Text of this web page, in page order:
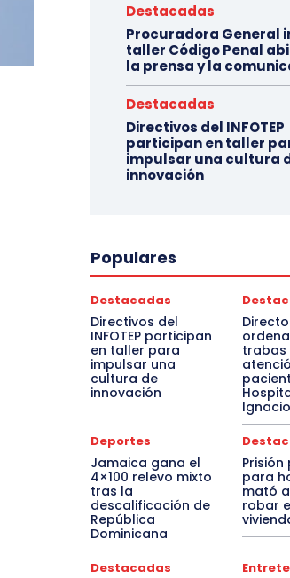
Destacadas
Procuradora General
taller Código Penal
la prensa y la
Destacadas
Directivos del INFOTEP
participan en taller
impulsar una cultura
innovación
Populares
Destacadas
Directivos del
INFOTEP participan
en taller para
impulsar una
cultura de
innovación
trabas
Deportes
Jamaica gana el
4×100 relevo mixto
tras la
descalificación de
República
Dominicana
para
mató
robar
Destacadas